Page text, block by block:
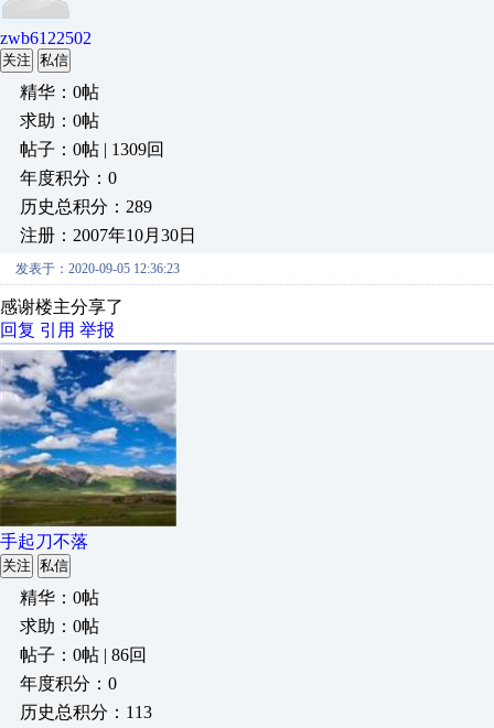
zwb6122502
关注 私信
精华：0帖
求助：0帖
帖子：0帖 | 1309回
年度积分：0
历史总积分：289
注册：2007年10月30日
发表于：2020-09-05 12:36:23
感谢楼主分享了
回复 引用 举报
手起刀不落
关注 私信
精华：0帖
求助：0帖
帖子：0帖 | 86回
年度积分：0
历史总积分：113